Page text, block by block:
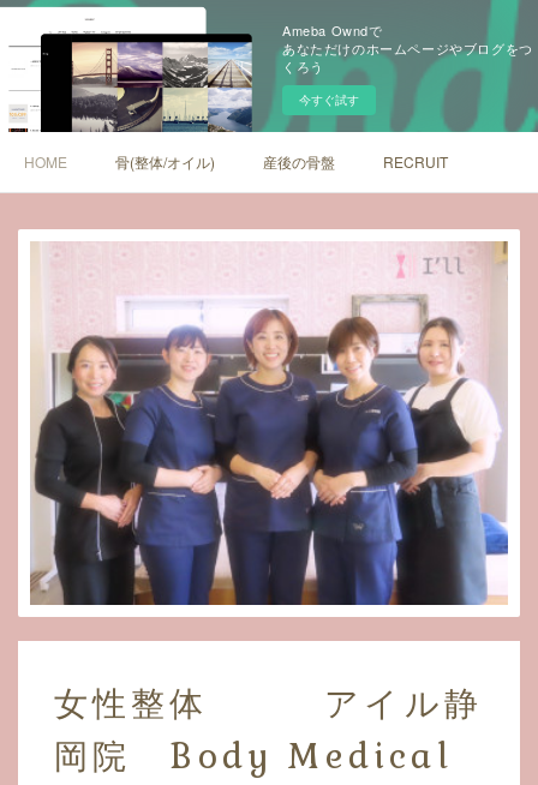
Ameba Owndで
あなただけのホームページやブログをつ
くろう
今すぐ試す
HOME 骨(整体/オイル) 産後の骨盤 RECRUIT
女性整体 アイル静
岡院 Body Medical